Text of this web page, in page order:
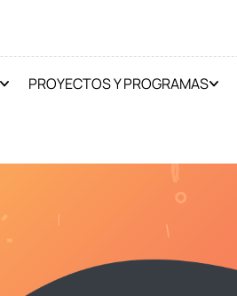
PROYECTOS Y PROGRAMAS